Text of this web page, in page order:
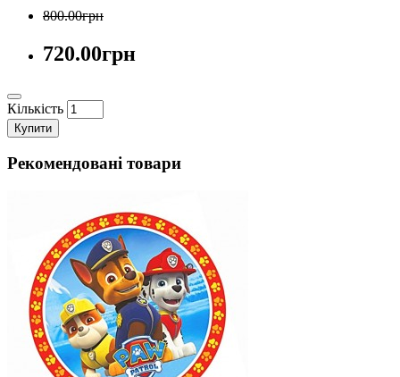
800.00грн
720.00грн
Кількість
Купити
Рекомендовані товари